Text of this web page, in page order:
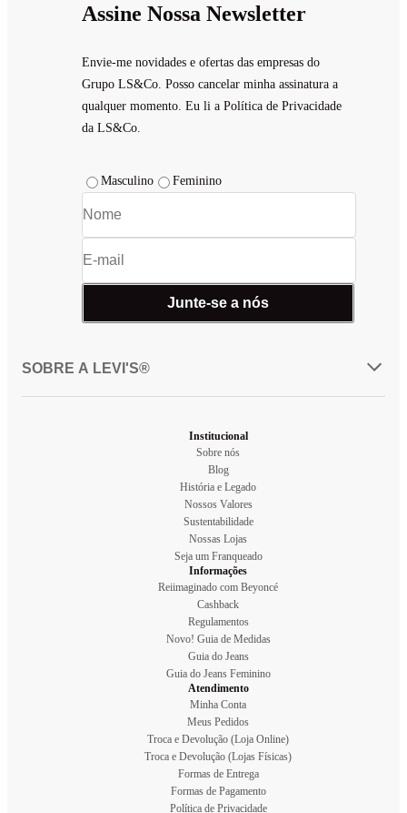
Assine Nossa Newsletter
Envie-me novidades e ofertas das empresas do
Grupo LS&Co. Posso cancelar minha assinatura a
qualquer momento. Eu li a Política de Privacidade
da LS&Co.
Masculino Feminino
Junte-se a nós
SOBRE A LEVI'S®
Institucional
Sobre nós
Blog
História e Legado
Nossos Valores
Sustentabilidade
Nossas Lojas
Seja um Franqueado
Informações
Reiimaginado com Beyoncé
Cashback
Regulamentos
Novo! Guia de Medidas
Guia do Jeans
Guia do Jeans Feminino
Atendimento
Minha Conta
Meus Pedidos
Troca e Devolução (Loja Online)
Troca e Devolução (Lojas Físicas)
Formas de Entrega
Formas de Pagamento
Política de Privacidade